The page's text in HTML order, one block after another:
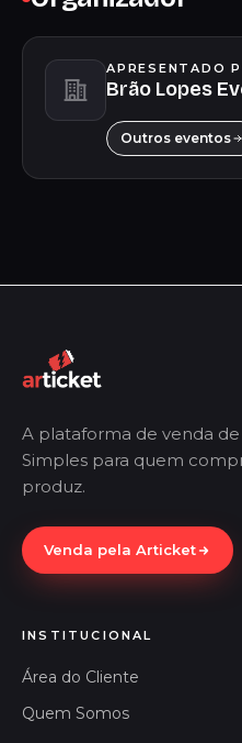
APRESENTADO
Brão Lopes
Outros eventos
A plataforma de venda
Simples para quem
produz.
Venda pela Articket
INSTITUCIONAL
Área do Cliente
Quem Somos